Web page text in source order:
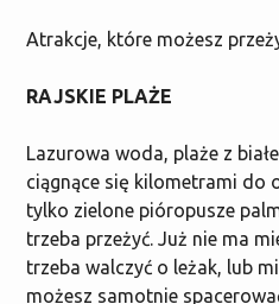
Atrakcje, które możesz
RAJSKIE PLAŻE
Lazurowa woda, plaże z
ciągnące się kilometrami do
tylko zielone pióropusze
trzeba przeżyć. Już nie ma
trzeba walczyć o leżak, lub
możesz samotnie